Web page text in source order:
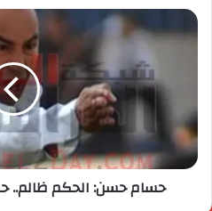
حسام حسن: الحكم ظالم..